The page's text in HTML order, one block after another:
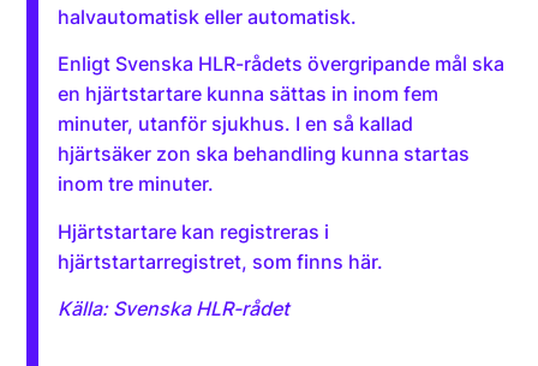
halvautomatisk eller automatisk.
Enligt Svenska HLR-rådets övergripande mål ska
en hjärtstartare kunna sättas in inom fem
minuter, utanför sjukhus. I en så kallad
hjärtsäker zon ska behandling kunna startas
inom tre minuter.
Hjärtstartare kan registreras i
hjärtstartarregistret, som finns här.
Källa: Svenska HLR-rådet